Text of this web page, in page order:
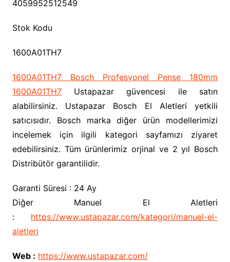
4059952512549
Stok Kodu
1600A01TH7
1600A01TH7 Bosch Profesyonel Pense 180mm
1600A01TH7Ustapazar güvencesi ile satın
alabilirsiniz. Ustapazar Bosch El Aletleri yetkili
satıcısıdır. Bosch marka diğer ürün modellerimizi
incelemek için ilgili kategori sayfamızı ziyaret
edebilirsiniz. Tüm ürünlerimiz orjinal ve 2 yıl Bosch
Distribütör garantilidir.
Garanti Süresi : 24 Ay
Diğer Manuel El Aletleri
: https://www.ustapazar.com/kategori/manuel-el-
aletleri
Web : https://www.ustapazar.com/